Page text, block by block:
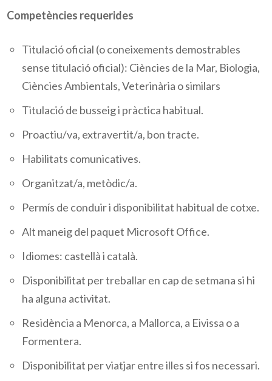
Competències requerides
Titulació oficial (o coneixements demostrables
sense titulació oficial): Ciències de la Mar, Biologia,
Ciències Ambientals, Veterinària o similars
Titulació de busseig i pràctica habitual.
Proactiu/va, extravertit/a, bon tracte.
Habilitats comunicatives.
Organitzat/a, metòdic/a.
Permís de conduir i disponibilitat habitual de cotxe.
Alt maneig del paquet Microsoft Office.
Idiomes: castellà i català.
Disponibilitat per treballar en cap de setmana si hi
ha alguna activitat.
Residència a Menorca, a Mallorca, a Eivissa o a
Formentera.
Disponibilitat per viatjar entre illes si fos necessari.